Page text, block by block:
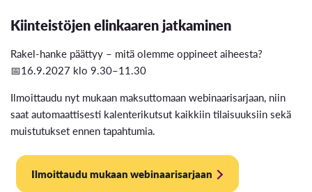
Kiinteistöjen elinkaaren jatkaminen
Rakel-hanke päättyy – mitä olemme oppineet aiheesta?
📅16.9.2027 klo 9.30–11.30
Ilmoittaudu nyt mukaan maksuttomaan webinaarisarjaan, niin
saat automaattisesti kalenterikutsut kaikkiin tilaisuuksiin sekä
muistutukset ennen tapahtumia.
Ilmoittaudu mukaan webinaarisarjaan